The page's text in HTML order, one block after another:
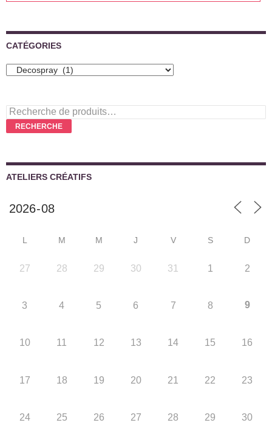
CATÉGORIES
Recherche
pour :
RECHERCHE
ATELIERS CRÉATIFS
L M M J V S D
27 28 29 30 31 1 2
3 4 5 6 7 8 9
10 11 12 13 14 15 16
17 18 19 20 21 22 23
24 25 26 27 28 29 30